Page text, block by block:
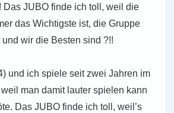
Das JUBO finde ich toll, weil die
das Wich­tigs­te ist, die Gruppe
wir die Besten sind ?!!
und ich spiele seit zwei Jahren im
man damit lauter spie­len kann
Das JUBO finde ich toll, weil’s